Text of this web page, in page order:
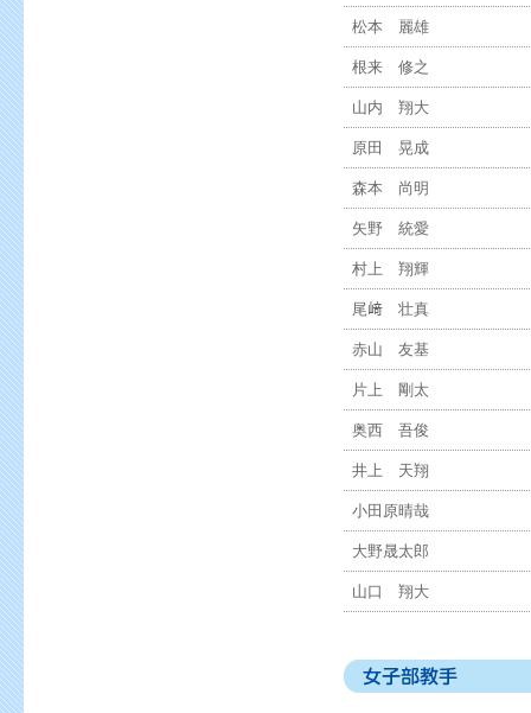
松本 麗雄
根来 修之
山内 翔大
原田 晃成
森本 尚明
矢野 統愛
村上 翔輝
尾﨑 壮真
赤山 友基
片上 剛太
奥西 吾俊
井上 天翔
小田原晴哉
大野晟太郎
山口 翔大